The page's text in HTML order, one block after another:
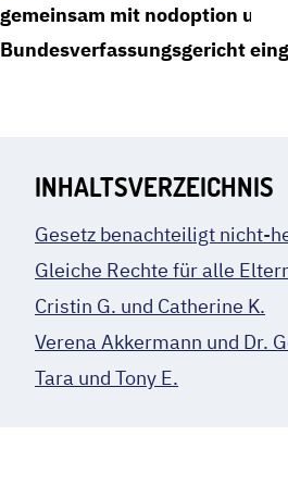
gemeinsam mit nodoption und
Bundesverfassungsgericht
INHALTSVERZEICHNIS
Gesetz benachteiligt nicht-
Gleiche Rechte für alle
Cristin G. und Catherine K.
Verena Akkermann und Dr.
Tara und Tony E.